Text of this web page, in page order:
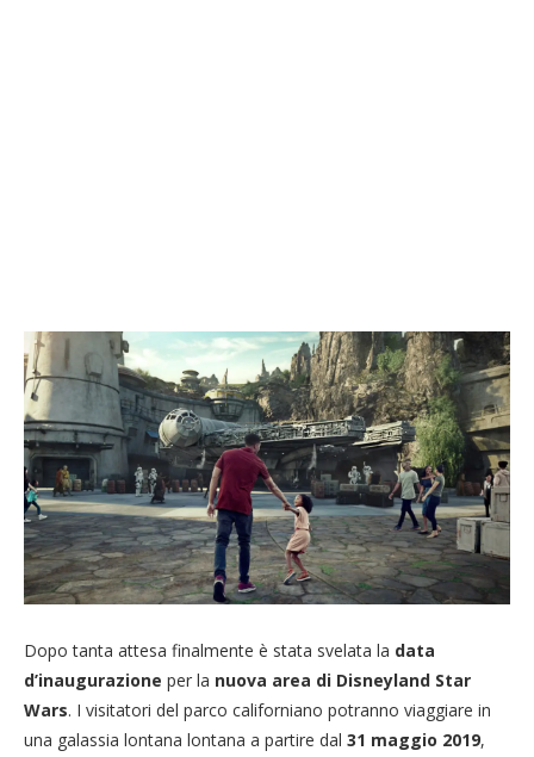
Dopo tanta attesa finalmente è stata svelata la data
d’inaugurazione per la nuova area di Disneyland Star
Wars. I visitatori del parco californiano potranno viaggiare in
una galassia lontana lontana a partire dal 31 maggio 2019,